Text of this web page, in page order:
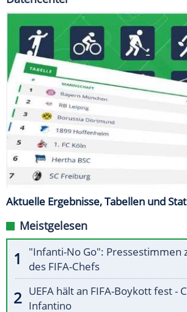
Aktuelle Ergebnisse, Tabellen und
Meistgelesen
"Infanti-No Go": Pressestimmen
des FIFA-Chefs
UEFA hält an FIFA-Boykott fest -
Infantino